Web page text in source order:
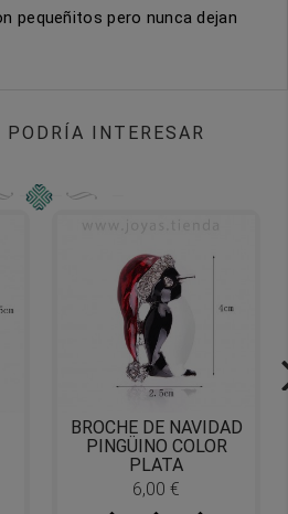
pequeñitos pero nunca dejan
INTERESAR
BROCHE DE NAVIDAD
PINGÜINO COLOR
PLATA
Precio
6,00 €